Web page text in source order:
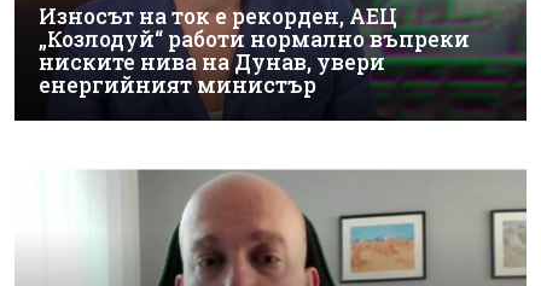
Износът на ток е рекорден, АЕЦ
„Козлодуй“ работи нормално въпреки
ниските нива на Дунав, увери
енергийният министър